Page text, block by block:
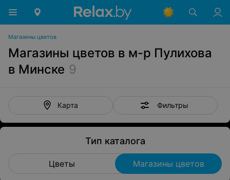
Магазины цветов
Магазины цветов в м-р Пулихова
в Минске 9
Карта Фильтры
Тип каталога
Цветы Магазины цветов